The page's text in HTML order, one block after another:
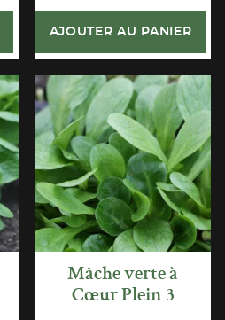
AJOUTER AU PANIER
Mâche verte à
Cœur Plein 3
APERÇU
RAPIDE